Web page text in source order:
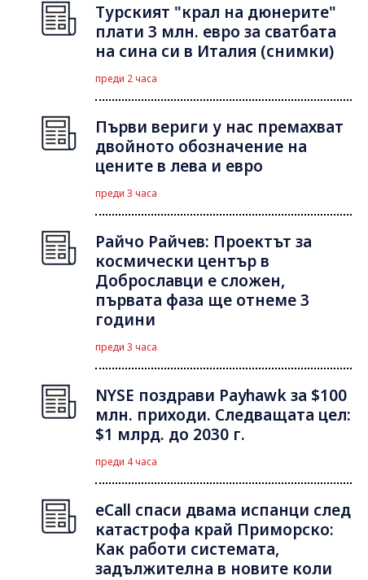
Турският "крал на дюнерите"
плати 3 млн. евро за сватбата
на сина си в Италия (снимки)
преди 2 часа
Първи вериги у нас премахват
двойното обозначение на
цените в лева и евро
преди 3 часа
Райчо Райчев: Проектът за
космически център в
Доброславци е сложен,
първата фаза ще отнеме 3
години
преди 3 часа
NYSE поздрави Payhawk за $100
млн. приходи. Следващата цел:
$1 млрд. до 2030 г.
преди 4 часа
eCall спаси двама испанци след
катастрофа край Приморско:
Как работи системата,
задължителна в новите коли